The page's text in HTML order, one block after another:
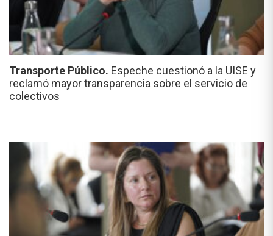
Transporte Público. Espeche cuestionó a la UISE y
reclamó mayor transparencia sobre el servicio de
colectivos